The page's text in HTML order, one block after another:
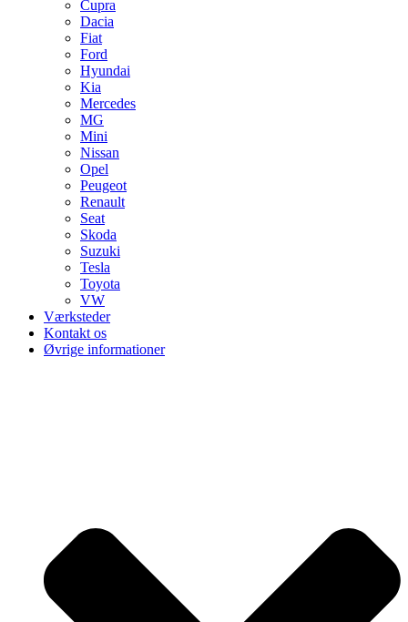
Cupra
Dacia
Fiat
Ford
Hyundai
Kia
Mercedes
MG
Mini
Nissan
Opel
Peugeot
Renault
Seat
Skoda
Suzuki
Tesla
Toyota
VW
Værksteder
Kontakt os
Øvrige informationer